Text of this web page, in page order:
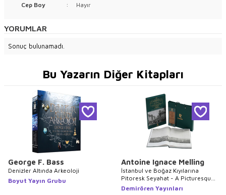
Cep Boy : Hayır
YORUMLAR
Sonuç bulunamadı.
Bu Yazarın Diğer Kitapları
George F. Bass
Denizler Altında Arkeoloji
Boyut Yayın Grubu
Antoine Ignace Melling
İstanbul ve Boğaz Kıyılarına
Pitoresk Seyahat - A Picturesque
Voyage to Constantinople and the
Shores of the Bosphorus -
Demirören Yayınları